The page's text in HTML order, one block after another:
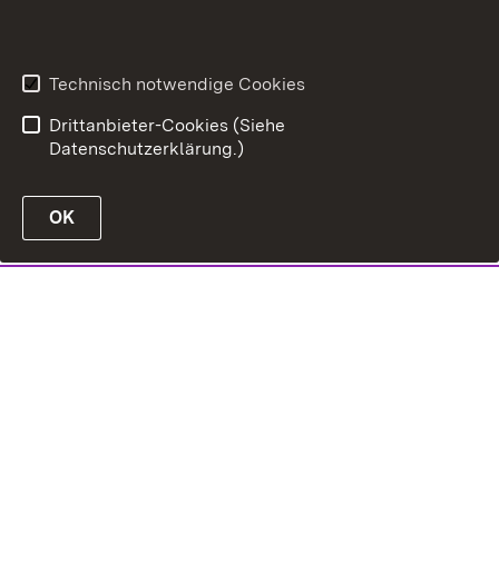
Technisch notwendige Cookies
Drittanbieter-Cookies (Siehe
Datenschutzerklärung.)
OK